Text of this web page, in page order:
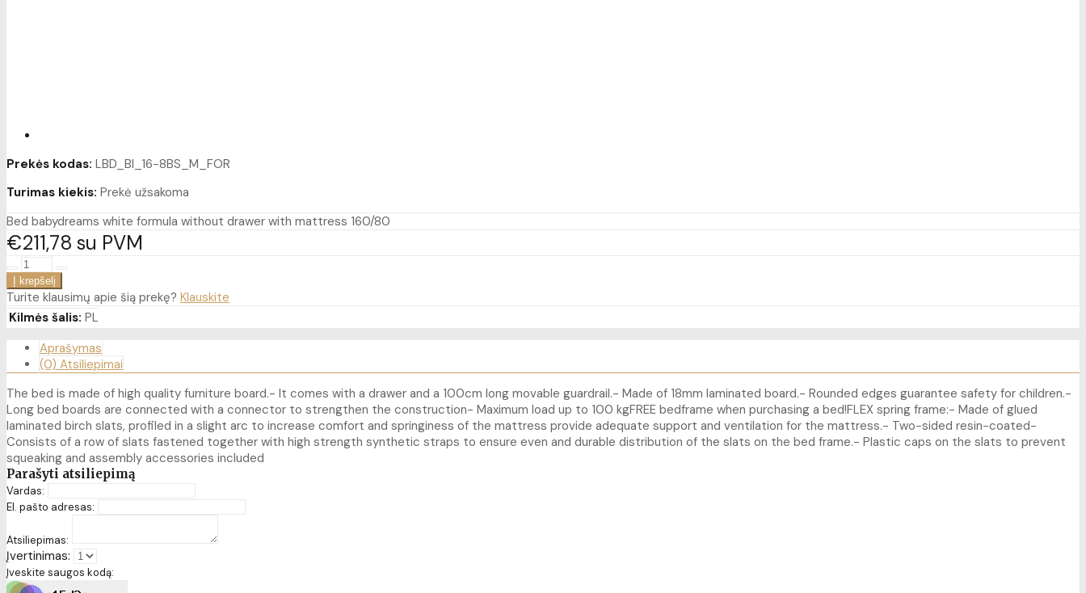
Prekės kodas: LBD_BI_16-8BS_M_FOR
Turimas kiekis: Prekė užsakoma
Bed babydreams white formula without drawer with mattress 160/80
€211 78 su PVM
Turite klausimų apie šią prekę? Klauskite
Kilmės šalis: PL
Aprašymas
(0) Atsiliepimai
The bed is made of high quality furniture board.- It comes with a drawer and a 100cm long movable guardrail.- Made of 18mm laminated board.- Rounded edges guarantee safety for children.-
Long bed boards are connected with a connector to strengthen the construction- Maximum load up to 100 kgFREE bedframe when purchasing a bed!FLEX spring frame:- Made of glued
laminated birch slats, profiled in a slight arc to increase comfort and springiness of the mattress provide adequate support and ventilation for the mattress.- Two-sided resin-coated-
Consists of a row of slats fastened together with high strength synthetic straps to ensure even and durable distribution of the slats on the bed frame.- Plastic caps on the slats to prevent
squeaking and assembly accessories included
Parašyti atsiliepimą
Vardas:
El. pašto adresas:
Atsiliepimas:
Įvertinimas:
Įveskite saugos kodą: